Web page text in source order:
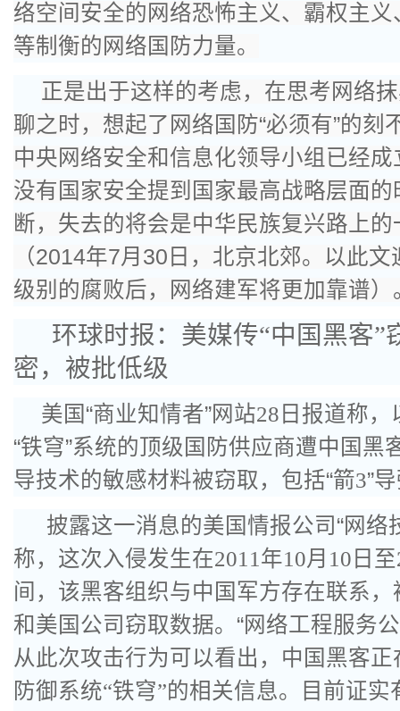
络空间安全的网络恐怖主义、霸权主
等制衡的网络国防力量。
正是出于这样的考虑，在思考网络
聊之时，想起了网络国防“必须有”的刻
中央网络安全和信息化领导小组已经
没有国家安全提到国家最高战略层面
断，失去的将会是中华民族复兴路上
（2014年7月30日，北京北郊。以此
级别的腐败后，网络建军将更加靠谱）
环球时报：美媒传“中国黑客”
密，被批低级
美国“商业知情者”网站28 日报道称，
“铁穹”系统的顶级国防供应商遭中国黑
导技术的敏感材料被窃取，包括“箭3”
披露这一消息的美国情报公司“网络
称，这次入侵发生在2011 年10月 10 日至
间，该黑客组织与中国军方存在联系
和美国公司窃取数据。“网络工程服务
从此次攻击行为可以看出，中国黑客
防御系统“铁穹”的相关信息。目前证实